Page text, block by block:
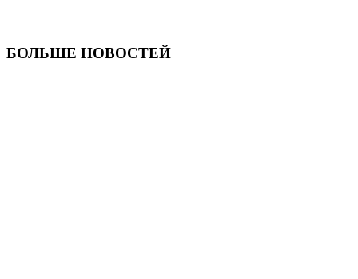
БОЛЬШЕ НОВОСТЕЙ